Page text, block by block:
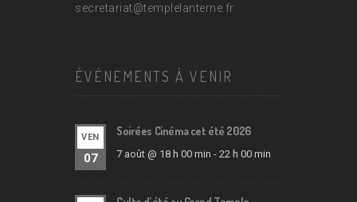
secretariat@templelanterne.fr
ÉVÉNEMENTS À VENIR
VEN
07
Soirées Cinéma cet été 2026
7 août @ 18 h 00 min - 22 h 00 min